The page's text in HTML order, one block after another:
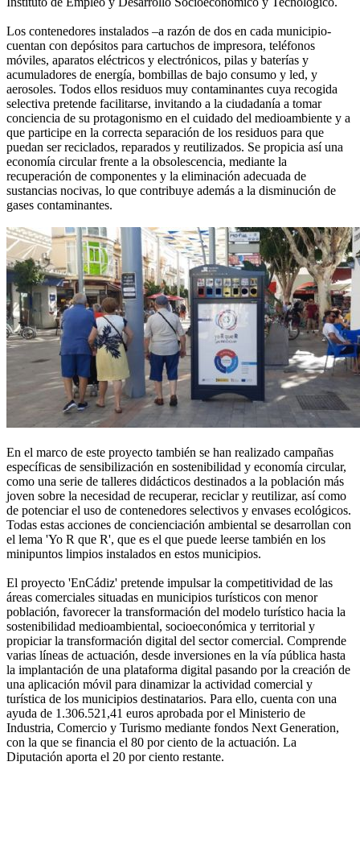
Los contenedores instalados –a razón de dos en cada municipio-
cuentan con depósitos para cartuchos de impresora, teléfonos
móviles, aparatos eléctricos y electrónicos, pilas y baterías y
acumuladores de energía, bombillas de bajo consumo y led, y
aerosoles. Todos ellos residuos muy contaminantes cuya recogida
selectiva pretende facilitarse, invitando a la ciudadanía a tomar
conciencia de su protagonismo en el cuidado del medioambiente y a
que participe en la correcta separación de los residuos para que
puedan ser reciclados, reparados y reutilizados. Se propicia así una
economía circular frente a la obsolescencia, mediante la
recuperación de componentes y la eliminación adecuada de
sustancias nocivas, lo que contribuye además a la disminución de
gases contaminantes.
En el marco de este proyecto también se han realizado campañas
específicas de sensibilización en sostenibilidad y economía circular,
como una serie de talleres didácticos destinados a la población más
joven sobre la necesidad de recuperar, reciclar y reutilizar, así como
de potenciar el uso de contenedores selectivos y envases ecológicos.
Todas estas acciones de concienciación ambiental se desarrollan con
el lema 'Yo R que R', que es el que puede leerse también en los
minipuntos limpios instalados en estos municipios.
El proyecto 'EnCádiz' pretende impulsar la competitividad de las
áreas comerciales situadas en municipios turísticos con menor
población, favorecer la transformación del modelo turístico hacia la
sostenibilidad medioambiental, socioeconómica y territorial y
propiciar la transformación digital del sector comercial. Comprende
varias líneas de actuación, desde inversiones en la vía pública hasta
la implantación de una plataforma digital pasando por la creación de
una aplicación móvil para dinamizar la actividad comercial y
turística de los municipios destinatarios. Para ello, cuenta con una
ayuda de 1.306.521,41 euros aprobada por el Ministerio de
Industria, Comercio y Turismo mediante fondos Next Generation,
con la que se financia el 80 por ciento de la actuación. La
Diputación aporta el 20 por ciento restante.